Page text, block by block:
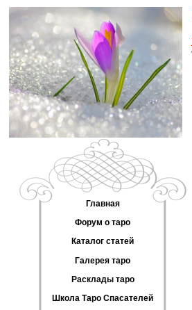
Главная
Форум о таро
Каталог статей
Галерея таро
Расклады таро
Школа Таро Спасателей